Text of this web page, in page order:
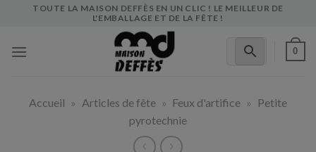
TOUTE LA MAISON DEFFÈS EN UN CLIC ! LE MEILLEUR DE
L'EMBALLAGE ET DE LA FÊTE !
0
Accueil » Articles de fête » Feux d'artifice »
Petite
pyrotechnie